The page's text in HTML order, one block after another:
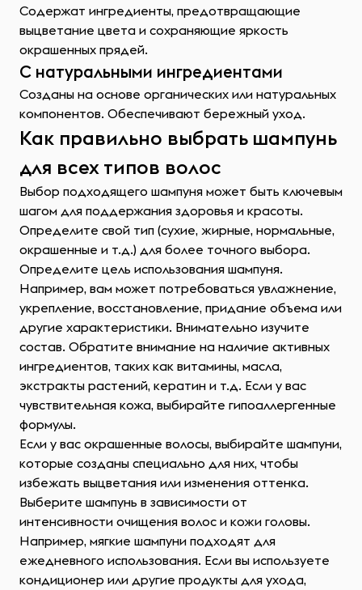
Содержат ингредиенты, предотвращающие
выцветание цвета и сохраняющие яркость
окрашенных прядей.
С натуральными ингредиентами
Созданы на основе органических или натуральных
компонентов. Обеспечивают бережный уход.
Как правильно выбрать шампунь
для всех типов волос
Выбор подходящего шампуня может быть ключевым
шагом для поддержания здоровья и красоты.
Определите свой тип (сухие, жирные, нормальные,
окрашенные и т.д.) для более точного выбора.
Определите цель использования шампуня.
Например, вам может потребоваться увлажнение,
укрепление, восстановление, придание объема или
другие характеристики. Внимательно изучите
состав. Обратите внимание на наличие активных
ингредиентов, таких как витамины, масла,
экстракты растений, кератин и т.д. Если у вас
чувствительная кожа, выбирайте гипоаллергенные
формулы.
Если у вас окрашенные волосы, выбирайте шампуни,
которые созданы специально для них, чтобы
избежать выцветания или изменения оттенка.
Выберите шампунь в зависимости от
интенсивности очищения волос и кожи головы.
Например, мягкие шампуни подходят для
ежедневного использования. Если вы используете
кондиционер или другие продукты для ухода,